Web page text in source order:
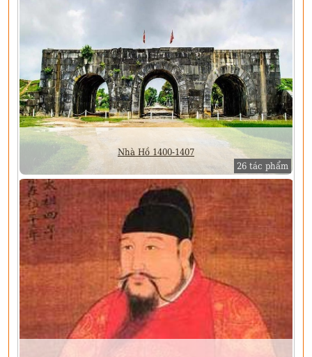
Nhà Hồ 1400-1407
26 tác phẩm